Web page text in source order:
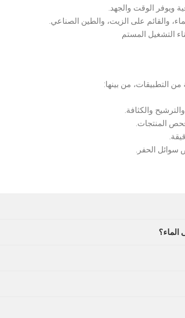
ويوفر الوقت والجهد.
والقائم على الزيت، والطين الصناعي.
التشغيل المستم
التطبيقات، من بينها:
والكثافة.
المنتجات.
سوائل الحفر.
الماء؟